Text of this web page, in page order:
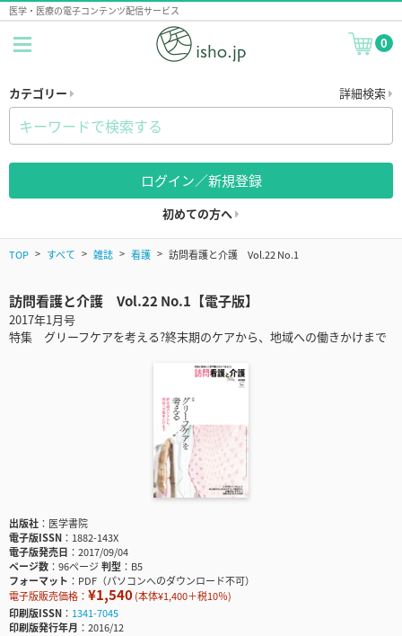
医学・医療の電子コンテンツ配信サービス
0
カテゴリー 詳細検索
ログイン／新規登録
初めての方へ
TOP すべて 雑誌 看護 訪問看護と介護 Vol.22 No.1
訪問看護と介護 Vol.22 No.1【電子版】
2017年1月号
特集 グリーフケアを考える?終末期のケアから、地域への働きかけまで
出版社
医学書院
電子版ISSN
1882-143X
電子版発売日
2017/09/04
ページ数
96ページ判型
B5
フォーマット
PDF（パソコンへのダウンロード不可）
電子版販売価格： ¥1,540(本体¥1,400＋税10％)
印刷版ISSN
1341-7045
印刷版発行年月
2016/12